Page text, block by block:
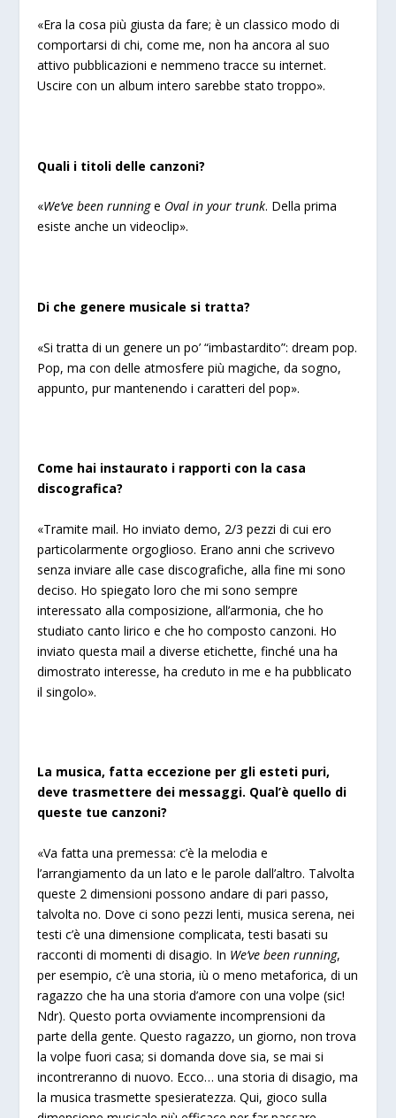
«Era la cosa più giusta da fare; è un classico modo di
comportarsi di chi, come me, non ha ancora al suo
attivo pubblicazioni e nemmeno tracce su internet.
Uscire con un album intero sarebbe stato troppo».
Quali i titoli delle canzoni?
«We’ve been runninge Oval in your trunk. Della prima
esiste anche un videoclip».
Di che genere musicale si tratta?
«Si tratta di un genere un po’ “imbastardito”: dream pop.
Pop, ma con delle atmosfere più magiche, da sogno,
appunto, pur mantenendo i caratteri del pop».
Come hai instaurato i rapporti con la casa
discografica?
«Tramite mail. Ho inviato demo, 2/3 pezzi di cui ero
particolarmente orgoglioso. Erano anni che scrivevo
senza inviare alle case discografiche, alla fine mi sono
deciso. Ho spiegato loro che mi sono sempre
interessato alla composizione, all’armonia, che ho
studiato canto lirico e che ho composto canzoni. Ho
inviato questa mail a diverse etichette, finché una ha
dimostrato interesse, ha creduto in me e ha pubblicato
il singolo».
La musica, fatta eccezione per gli esteti puri,
deve trasmettere dei messaggi. Qual’è quello di
queste tue canzoni?
«Va fatta una premessa: c’è la melodia e
l’arrangiamento da un lato e le parole dall’altro. Talvolta
queste 2 dimensioni possono andare di pari passo,
talvolta no. Dove ci sono pezzi lenti, musica serena, nei
testi c’è una dimensione complicata, testi basati su
racconti di momenti di disagio. In We’ve been running,
per esempio, c’è una storia, iù o meno metaforica, di un
ragazzo che ha una storia d’amore con una volpe (sic!
Ndr). Questo porta ovviamente incomprensioni da
parte della gente. Questo ragazzo, un giorno, non trova
la volpe fuori casa; si domanda dove sia, se mai si
incontreranno di nuovo. Ecco… una storia di disagio, ma
la musica trasmette spesieratezza. Qui, gioco sulla